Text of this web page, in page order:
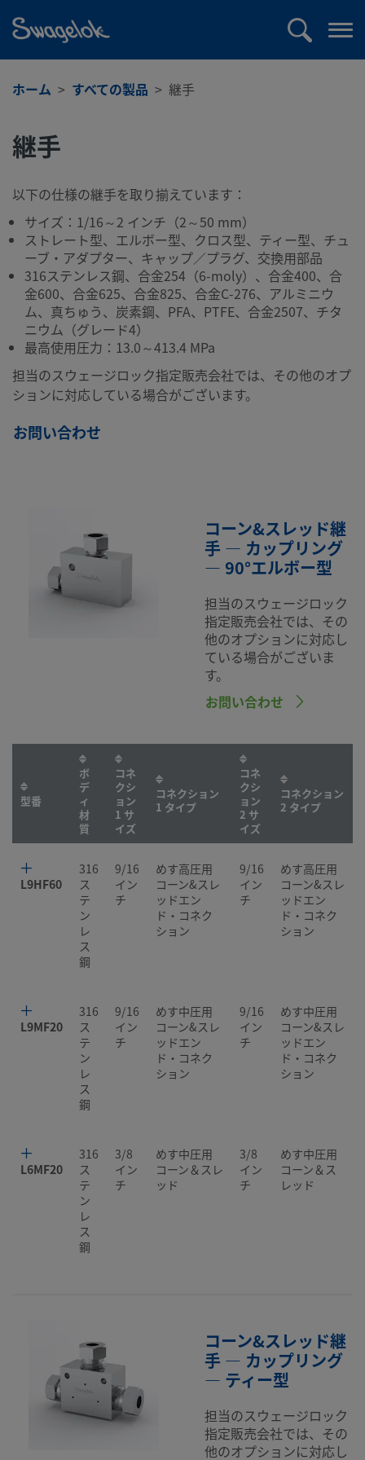
ホーム すべての製品 継手
継手
以下の仕様の継手を取り揃えています：
サイズ：1/16～2 インチ（2～50 mm）
ストレート型、エルボー型、クロス型、ティー型、チュ
ーブ・アダプター、キャップ／プラグ、交換用部品
316ステンレス鋼、合金254（6-moly）、合金400、合
金600、合金625、合金825、合金C-276、アルミニウ
ム、真ちゅう、炭素鋼、PFA、PTFE、合金2507、チタ
ニウム（グレード4）
最高使用圧力：13.0～413.4 MPa
担当のスウェージロック指定販売会社では、その他のオプ
ションに対応している場合がございます。
お問い合わせ
コーン&スレッド継
手 — カップリング
— 90°エルボー型
担当のスウェージロック
指定販売会社では、その
他のオプションに対応し
ている場合がございま
す。
お問い合わせ
型番
ボ
デ
ィ
材
質
コネ
クシ
ョン
1 サ
イズ
コネクション
1 タイプ
コネ
クシ
ョン
2 サ
イズ
コネクション
2 タイプ
L9HF60
316
ス
テ
ン
レ
ス
鋼
9/16
イン
チ
めす高圧用
コーン&スレ
ッドエン
ド・コネク
ション
9/16
イン
チ
めす高圧用
コーン&スレ
ッドエン
ド・コネク
ション
L9MF20
316
ス
テ
ン
レ
ス
鋼
9/16
イン
チ
めす中圧用
コーン&スレ
ッドエン
ド・コネク
ション
9/16
イン
チ
めす中圧用
コーン&スレ
ッドエン
ド・コネク
ション
L6MF20
316
ス
テ
ン
レ
ス
鋼
3/8
イン
チ
めす中圧用
コーン＆スレ
ッド
3/8
イン
チ
めす中圧用
コーン＆ス
レッド
コーン&スレッド継
手 — カップリング
— ティー型
担当のスウェージロック
指定販売会社では、その
他のオプションに対応し